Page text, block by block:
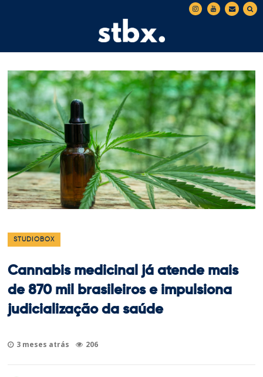
STUDIOBOX
Cannabis medicinal já atende mais
de 870 mil brasileiros e impulsiona
judicialização da saúde
3 meses atrás 206